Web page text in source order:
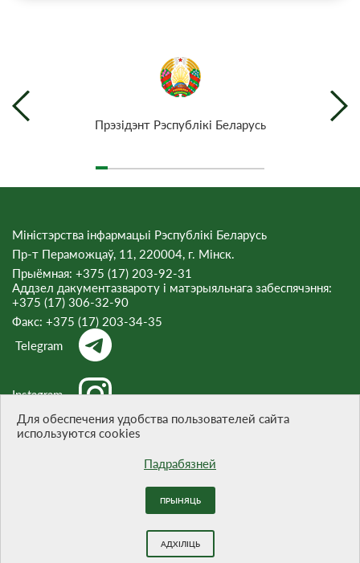
Прэзiдэнт Рэспублiкi Беларусь
Міністэрства інфармацыі Рэспублікі Беларусь
Пр-т Пераможцаў, 11, 220004, г. Мінск.
Прыёмная: +375 (17) 203-92-31
Аддзел дакументазвароту і матэрыяльнага забеспячэння:
+375 (17) 306-32-90
Факс: +375 (17) 203-34-35
Telegram
Instagram
Пры цытаванні матэрыялаў спасылка на сайт абавязковая.
БЕЛТА
Для обеспечения удобства пользователей сайта
используются cookies
Падрабязней
ПРЫНЯЦЬ
АДХІЛІЦЬ